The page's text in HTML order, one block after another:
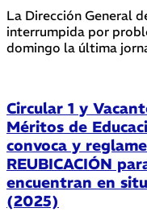
La Dirección General
interrumpida por
domingo la última
Circular 1 y
Méritos de
convoca y
REUBICACIÓN
encuentran en
(2025)